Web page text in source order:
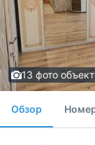
13 фото
Обзор